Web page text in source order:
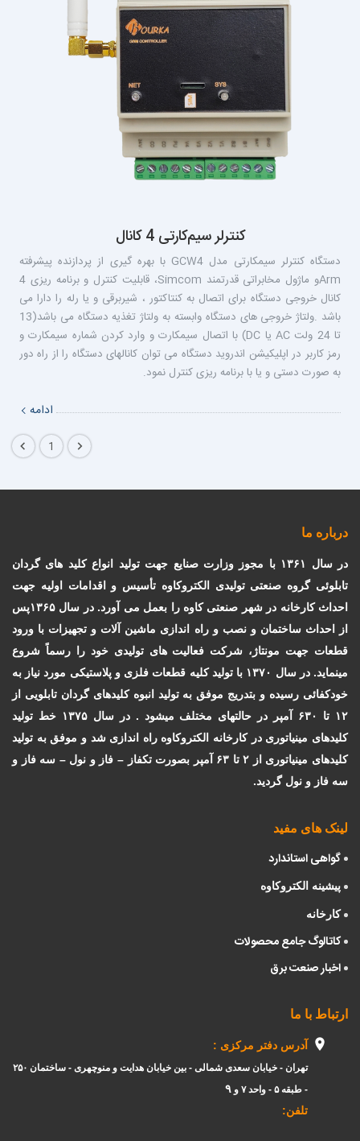
کنترلر سیم‌کارتی 4 کانال
دستگاه کنترلر سیمکارتی مدل GCW4 با بهره گیری از پردازنده پیشرفته
Armو ماژول مخابراتی قدرتمند Simcom، قابلیت کنترل و برنامه ریزی 4
کانال خروجی دستگاه برای اتصال به کنتاکتور ، شیربرقی و یا رله را دارا می
باشد .ولتاژ خروجی های دستگاه وابسته به ولتاژ تغذیه دستگاه می باشد(13
تا 24 ولت AC یا DC) با اتصال سیمکارت و وارد کردن شماره سیمکارت و
رمز کاربر در اپلیکیشن اندروید دستگاه می توان کانالهای دستگاه را از راه دور
به صورت دستی و یا با برنامه ریزی کنترل نمود.
ادامه
1
درباره ما
در سال ۱۳۶۱ با مجوز وزارت صنایع جهت تولید انواع کلید های گردان
تابلوئیگروه صنعتی تولیدی الکتروکاوه تأسیس و اقدامات اولیه جهت
احداث کارخانه در شهر صنعتی کاوه را بعمل می آورد. در سال ۱۳۶۵پس
از احداث ساختمان و نصب و راه اندازی ماشین آلات و تجهیزات با ورود
قطعات جهت مونتاژ، شرکت فعالیت های تولیدی خود را رسماً شروع
مینماید. در سال ۱۳۷۰ با تولید کلیه قطعات فلزی و پلاستیکی مورد نیاز به
خودکفائی رسیده و بتدریج موفق به تولید انبوه کلیدهای گردان تابلویی از
۱۲ تا ۶۳۰ آمپر در حالتهای مختلف میشود .در سال۱۳۷۵ خط تولید
کلیدهای مینیاتوری در کارخانه الکتروکاوه راه اندازی شد و موفق به تولید
کلیدهای مینیاتوری از ۲تا ۶۳ آمپر بصورت تکفاز – فاز و نول – سه فاز و
سه فاز و نول گردید.
لینک های مفید
گواهی استاندارد
پیشینه الکتروکاوه
کارخانه
کاتالوگ جامعمحصولات
اخبار صنعت برق
ارتباط با ما
آدرس دفتر مرکزی :
تهران - خیابان سعدی شمالی - بین خیابان هدایت و منوچهری - ساختمان ۲۵۰
- طبقه ۵ - واحد ۷ و
۹
تلفن: